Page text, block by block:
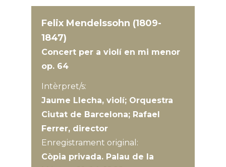
Felix Mendelssohn (1809-
1847)
Concert per a violí en mi menor
op. 64
Intèrpret/s:
Jaume Llecha, violí; Orquestra
Ciutat de Barcelona; Rafael
Ferrer, director
Enregistrament original:
Còpia privada. Palau de la